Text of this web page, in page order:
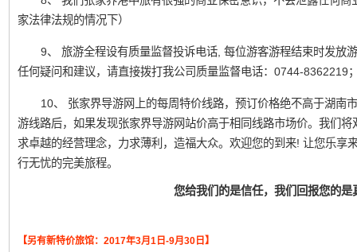
家法律法规的情况下）
9、 旅游全程设有质量监督投诉电话, 每位游客游程结束时发放
任何疑问和建议，请直接拨打我公司质量监督电话：0744-8362219
10、 张家界导游网上的每周特价线路，预订价格绝不高于湖南
游线路后，如果发现张家界导游网站价高于相同线路市场价。我们
求卓越的经营理念，力求薄利，造福大众。欢迎您的到来! 让您乐享
行无忧的完美旅程。
您给我们的是信任，我们回报您的是
【另有新特价旅馆：2017年3月1日-9月30日】